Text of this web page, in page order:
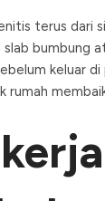
terus dari
bumbung
keluar di
rumah